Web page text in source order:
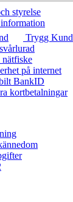
styrelse
Trygg Kund
nätfiske
på internet
BankID
kortbetalningar